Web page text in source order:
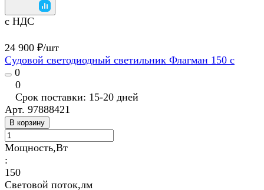
с НДС
24 900 ₽/шт
Судовой светодиодный светильник Флагман 150 с
0
0
Срок поставки: 15-20 дней
Арт. 97888421
В корзину
Мощность,Вт
:
150
Световой поток,лм